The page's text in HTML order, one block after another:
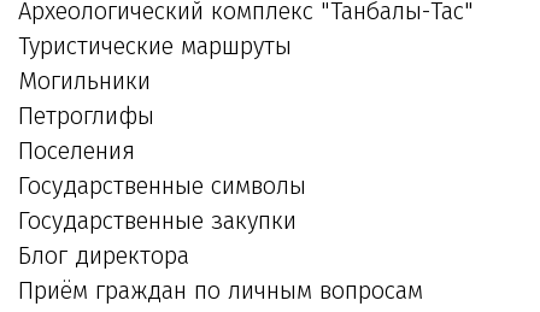
Археологический комплекс "Танбалы-Тас"
Туристические маршруты
Могильники
Петроглифы
Поселения
Государственные символы
Государственные закупки
Блог директора
Приём граждан по личным вопросам